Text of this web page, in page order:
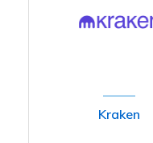
Kraken